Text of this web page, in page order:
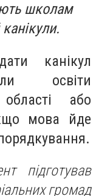
школам
канікул
освіти
або
мова йде
підготував
громад